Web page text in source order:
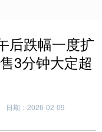
后跌幅一度扩
3分钟大定超
日期：2026-02-09